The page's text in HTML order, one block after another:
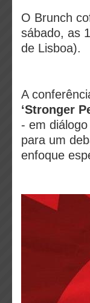
O Brunch
sábado, as
de Lisboa).
A
‘Stronger
- em
para um
enfoque